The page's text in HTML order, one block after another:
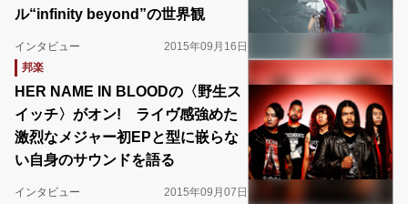
ル“infinity beyond”の世界観
インタビュー
2015年09月16日
邦楽
HER NAME IN BLOODの〈野生ス
イッチ〉がオン! ライヴ感強めた
激烈なメジャー初EPと型に嵌らな
い自身のサウンドを語る
インタビュー
2015年09月07日